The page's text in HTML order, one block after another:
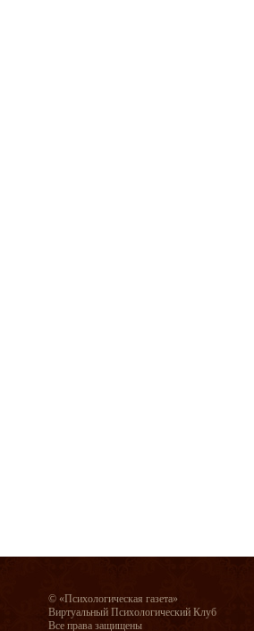
© «Психологическая газета»
Виртуальный Психологический Клуб
Все права защищены